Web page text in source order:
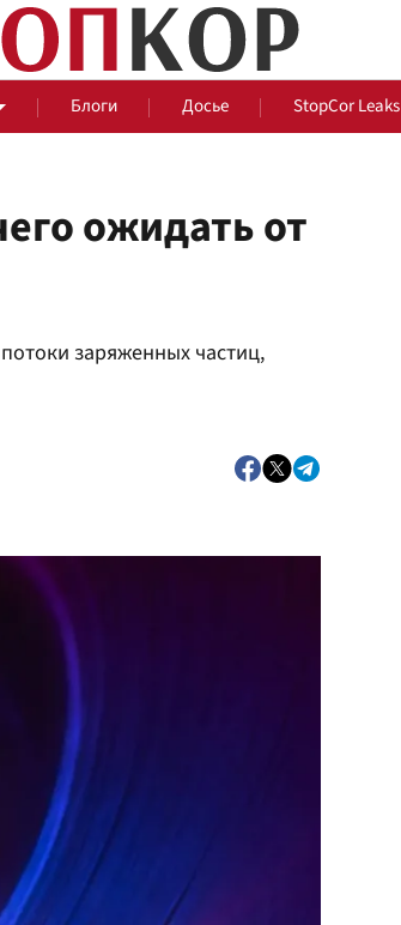
Блоги Досье StopCor Leaks
ожидать от
заряженных частиц,